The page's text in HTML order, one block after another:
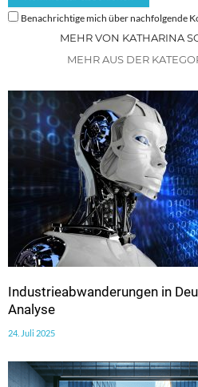
Benachrichtige mich über nachfolgende
MEHR VON KATHARINA
MEHR AUS DER
Industrieabwanderungen in
Analyse
24. Juli 2025